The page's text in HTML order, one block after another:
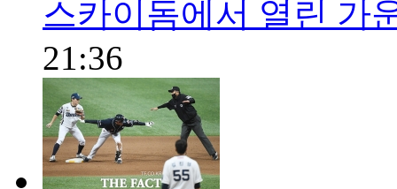
스카이돔에서 열린 가
21:36